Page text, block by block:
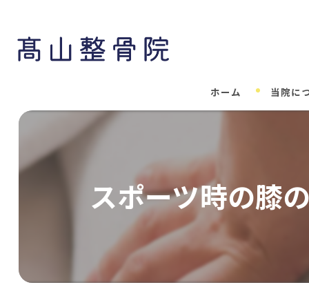
ホーム 当院に
スポーツ時の膝